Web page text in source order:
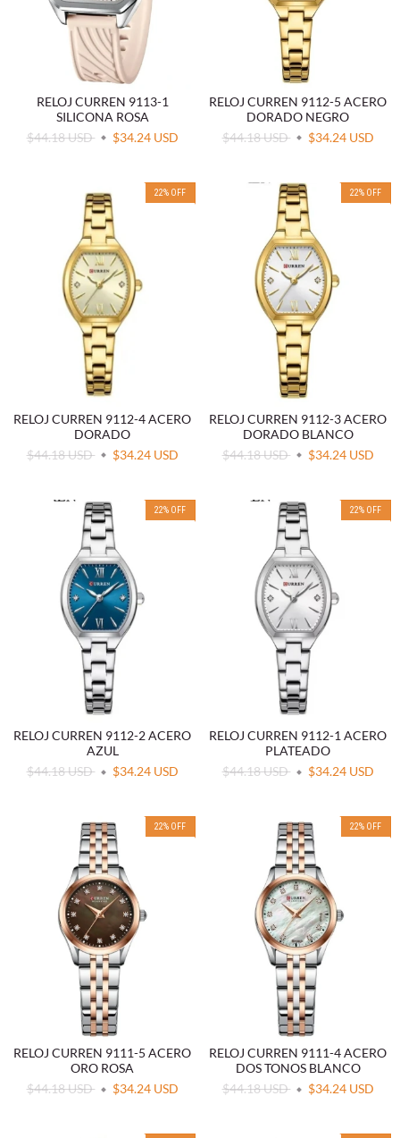
RELOJ CURREN 9113-1
SILICONA ROSA
$44.18 USD
$34.24 USD
RELOJ CURREN 9112-5 ACERO
DORADO NEGRO
$44.18 USD
$34.24 USD
22% OFF
RELOJ CURREN 9112-4 ACERO
DORADO
$44.18 USD
$34.24 USD
22% OFF
RELOJ CURREN 9112-3 ACERO
DORADO BLANCO
$44.18 USD
$34.24 USD
22% OFF
RELOJ CURREN 9112-2 ACERO
AZUL
$44.18 USD
$34.24 USD
22% OFF
RELOJ CURREN 9112-1 ACERO
PLATEADO
$44.18 USD
$34.24 USD
22% OFF
RELOJ CURREN 9111-5 ACERO
ORO ROSA
$44.18 USD
$34.24 USD
22% OFF
RELOJ CURREN 9111-4 ACERO
DOS TONOS BLANCO
$44.18 USD
$34.24 USD